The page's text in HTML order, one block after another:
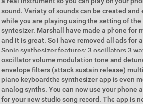
sound. Variaty of sounds can be created and
while you are playing using the setting of
syntesizer. Marshall have made a phone for
and it is great. So i have removed all ads for
Sonic synthesizer features: 3 oscillators 3
oscillator volume modulation tone and
envelope filters (attack sustain release)
piano keyboardthe synthesizer app is even
analog synths. You can now use your phone
for your new studio song record. The app is